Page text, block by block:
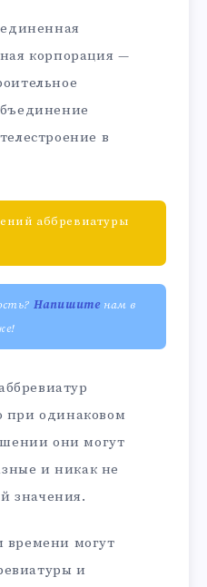
корпорация —
в
аббревиатуры
Напишитенам в
при одинаковом
они могут
и никак не
значения.
времени могут
и